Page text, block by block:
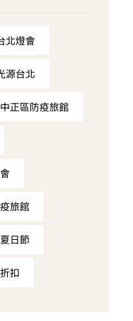
北燈會
源台北
正區防疫旅館
旅館
日節
扣